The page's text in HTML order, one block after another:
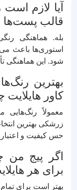
آیا لازم است
قالب پست‌ها
بله. هماهنگی
استوری‌ها باعث
شود. این هماهنگی
بهترین
کاور
معمولاً رنگ‌هایی
زرشکی بهترین
حس کیفیت و اعتبار
اگر پیج من
برای هر
بهتر است برای